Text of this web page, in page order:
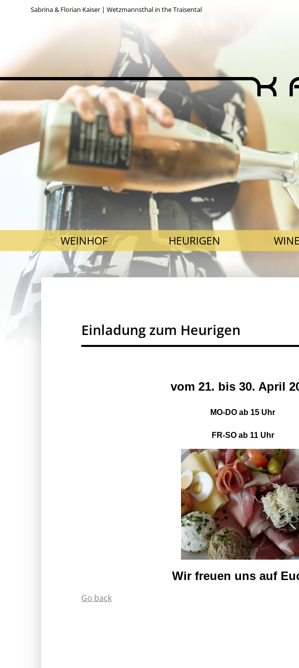
Sabrina & Florian Kaiser | Wetzmannsthal in the Traisental
SKIP NAVIGATION
WEINHOF HEURIGEN
Einladung zum Heurigen
vom 21. bis 30. April
MO-DO ab 15 Uhr
FR-SO ab 11 Uhr
Wir freuen uns auf
Go back